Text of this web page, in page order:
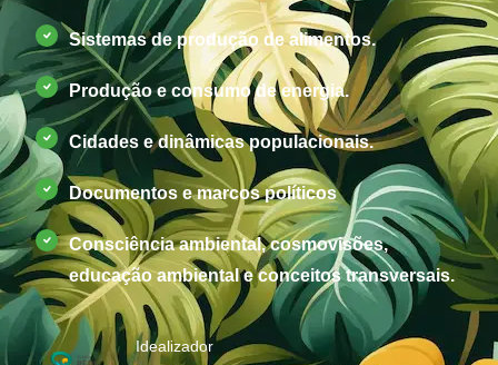
Sistemas de produção de alimentos.
Produção e consumo de energia.
Cidades e dinâmicas populacionais.
Documentos e marcos políticos
Consciência ambiental, cosmovisões,
educação ambiental e conceitos transversais.
Idealizador